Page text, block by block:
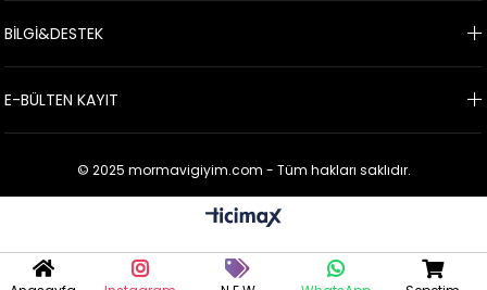
BİLGİ&DESTEK
E-BÜLTEN KAYIT
© 2025 mormavigiyim.com - Tüm hakları saklıdır.